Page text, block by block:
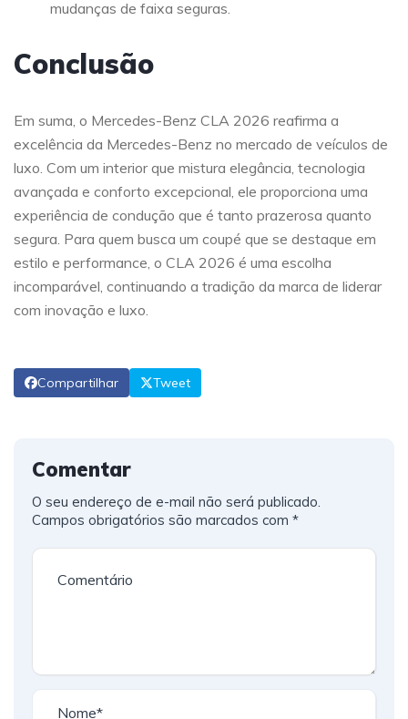
mudanças de faixa seguras.
Conclusão
Em suma, o Mercedes-Benz CLA 2026 reafirma a
excelência da Mercedes-Benz no mercado de veículos de
luxo. Com um interior que mistura elegância, tecnologia
avançada e conforto excepcional, ele proporciona uma
experiência de condução que é tanto prazerosa quanto
segura. Para quem busca um coupé que se destaque em
estilo e performance, o CLA 2026 é uma escolha
incomparável, continuando a tradição da marca de liderar
com inovação e luxo.
Compartilhar Tweet
Comentar
O seu endereço de e-mail não será publicado.
Campos obrigatórios são marcados com *